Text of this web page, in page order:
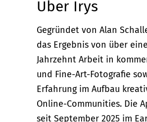
Über Irys
Gegründet von Alan
das Ergebnis von über
Jahrzehnt Arbeit in
und Fine-Art-Fotografie
Erfahrung im Aufbau
Online-Communities. Die
seit September 2025 im